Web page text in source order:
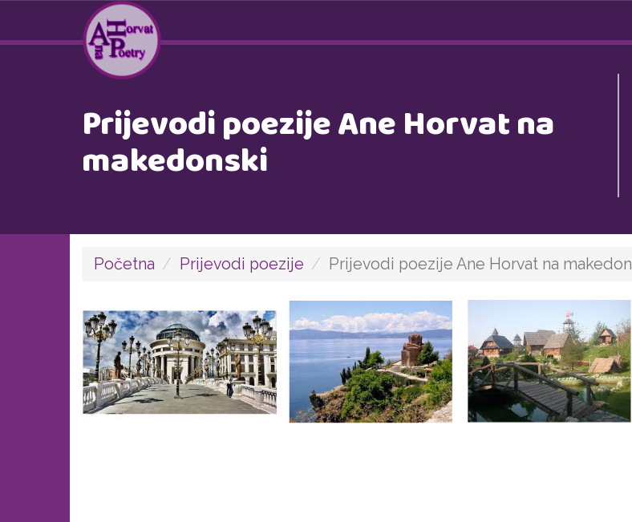
Prijevodi poezije Ane Horvat na
makedonski
Početna Prijevodi poezije Prijevodi poezije Ane Horvat na